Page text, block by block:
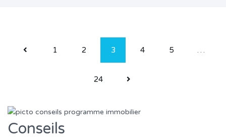
1 2 3 4 5 …
24
Conseils